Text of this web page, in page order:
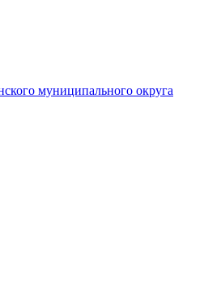
муниципального округа